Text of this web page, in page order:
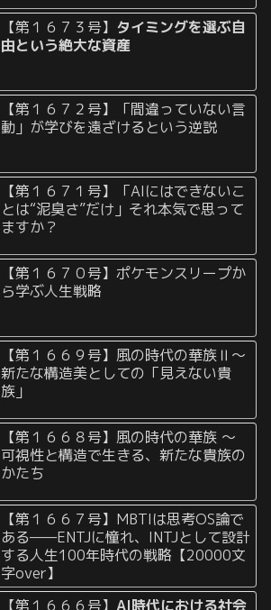
【第１６７３号】 タイミングを選ぶ自
由という絶大な資産
【第１６７２号】「間違っていない言
動」が学びを遠ざけるという逆説
【第１６７１号】「AIにはできないこ
とは“泥臭さ”だけ」それ本気で思って
ますか？
【第１６７０号】ポケモンスリープか
ら学ぶ人生戦略
【第１６６９号】風の時代の華族Ⅱ〜
新たな構造美としての「見えない貴
族」
【第１６６８号】風の時代の華族 〜
可視性と構造で生きる、新たな貴族の
かたち
【第１６６７号】MBTIは思考OS論で
ある——ENTJに憧れ、INTJとして設計
する人生100年時代の戦略【20000文
字over】
【第１６６６号】AI時代における社会